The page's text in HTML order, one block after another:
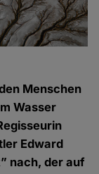
Menschen
Wasser
Edward
nach, der auf